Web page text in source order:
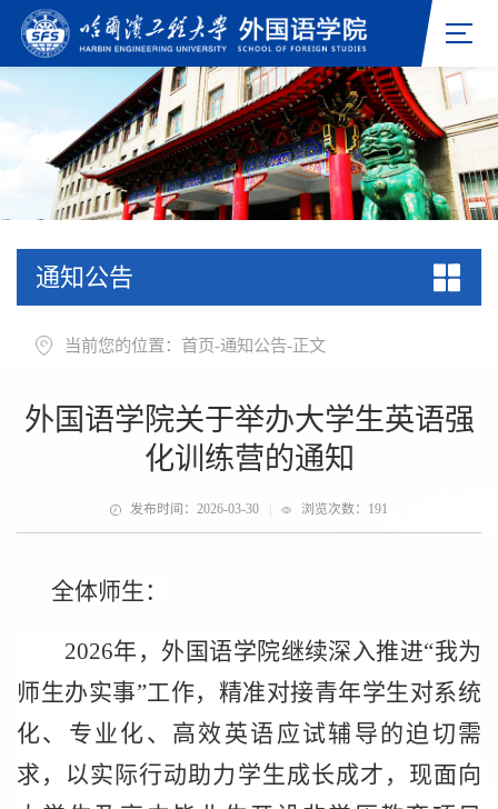
通知公告
当前您的位置： 首页-通知公告-正文
外国语学院关于举办大学生英语强
化训练营的通知
发布时间：2026-03-30 浏览次数： 191
全体师生：
2026年，外国语学院继续深入推进“我为
师生办实事”工作，精准对接青年学生对系统
化、专业化、高效英语应试辅导的迫切需
求，以实际行动助力学生成长成才，现面向